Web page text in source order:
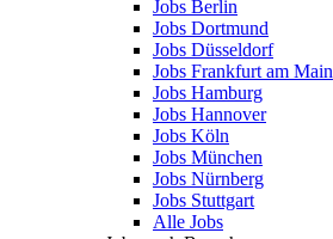
Jobs Berlin
Jobs Dortmund
Jobs Düsseldorf
Jobs Frankfurt am Main
Jobs Hamburg
Jobs Hannover
Jobs Köln
Jobs München
Jobs Nürnberg
Jobs Stuttgart
Alle Jobs